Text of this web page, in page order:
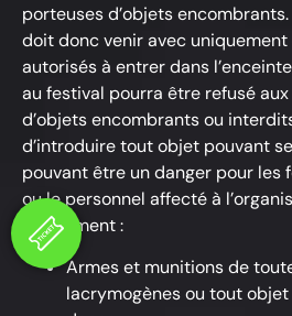
porteuses d’objets
doit donc venir avec
autorisés à entrer dans
au festival pourra être refusé
d’objets encombrants ou
d’introduire tout objet pouvant
pouvant être un danger pour les
ou le personnel affecté à
notamment :
Armes et munitions de
lacrymogènes ou tout